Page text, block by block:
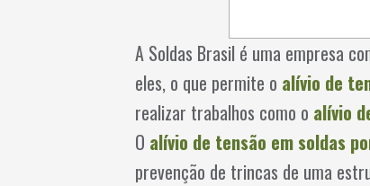
A Soldas Brasil é uma empresa
eles, o que permite o alívio de
realizar trabalhos como o alívio
O alívio de tensão em soldas
prevenção de trincas de uma